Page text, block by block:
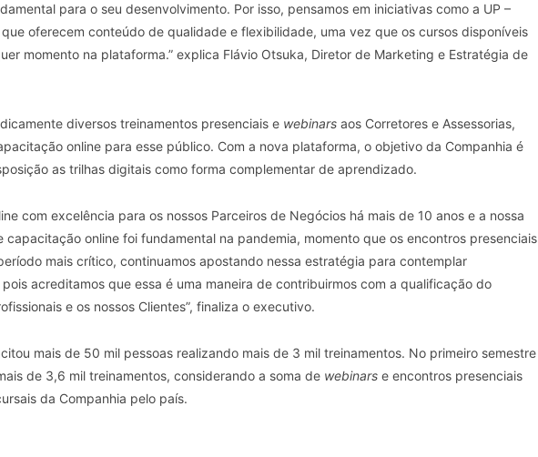
para o seu desenvolvimento. Por isso, pensamos em iniciativas como a UP –
oferecem conteúdo de qualidade e flexibilidade, uma vez que os cursos disponíveis
momento na plataforma.” explica Flávio Otsuka, Diretor de Marketing e Estratégia de
diversos treinamentos presenciais e webinars aos Corretores e Assessorias,
online para esse público. Com a nova plataforma, o objetivo da Companhia é
as trilhas digitais como forma complementar de aprendizado.
com excelência para os nossos Parceiros de Negócios há mais de 10 anos e a nossa
capacitação online foi fundamental na pandemia, momento que os encontros presenciais
mais crítico, continuamos apostando nessa estratégia para contemplar
acreditamos que essa é uma maneira de contribuirmos com a qualificação do
e os nossos Clientes”, finaliza o executivo.
mais de 50 mil pessoas realizando mais de 3 mil treinamentos. No primeiro semestre
de 3,6 mil treinamentos, considerando a soma de webinars e encontros presenciais
da Companhia pelo país.